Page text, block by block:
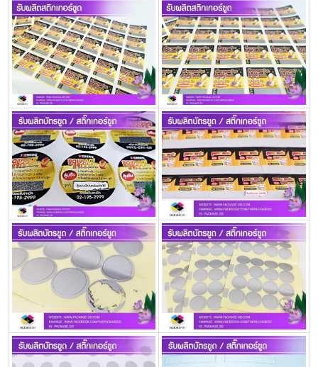
กล่อง
สบู่
Packaging
Design
ผลิต
กล่อง
เซ็ต
รับ
ผลิต
กล่อง
เครื่อง
สำ
อางค์
รับ
ทำ
กล่อง
ครีม
รับ
ทำ
กล่อง